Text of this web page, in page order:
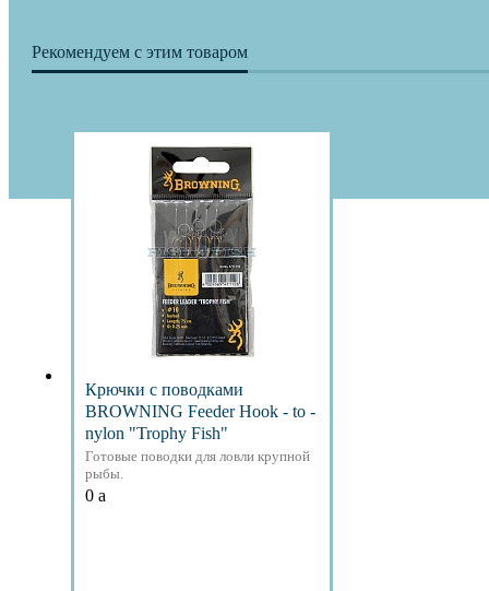
Рекомендуем с этим товаром
Крючки с поводками
BROWNING Feeder Hook - to -
nylon "Trophy Fish"
Готовые поводки для ловли крупной
рыбы.
0 a